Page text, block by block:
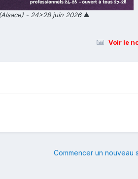
- 24>28 juin 2026▲
Voir le
Commencer un nouveau